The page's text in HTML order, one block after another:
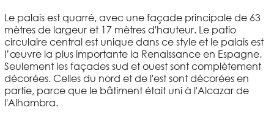
Le palais est quarré, avec une façade principale de 63
mètres de largeur et 17 mètres d'hauteur. Le patio
circulaire central est unique dans ce style et le palais est
l’œuvre la plus importante la Renaissance en Espagne.
Seulement les façades sud et ouest sont complètement
décorées. Celles du nord et de l'est sont décorées en
partie, parce que le bâtiment était uni à l'Alcazar de
l'Alhambra.